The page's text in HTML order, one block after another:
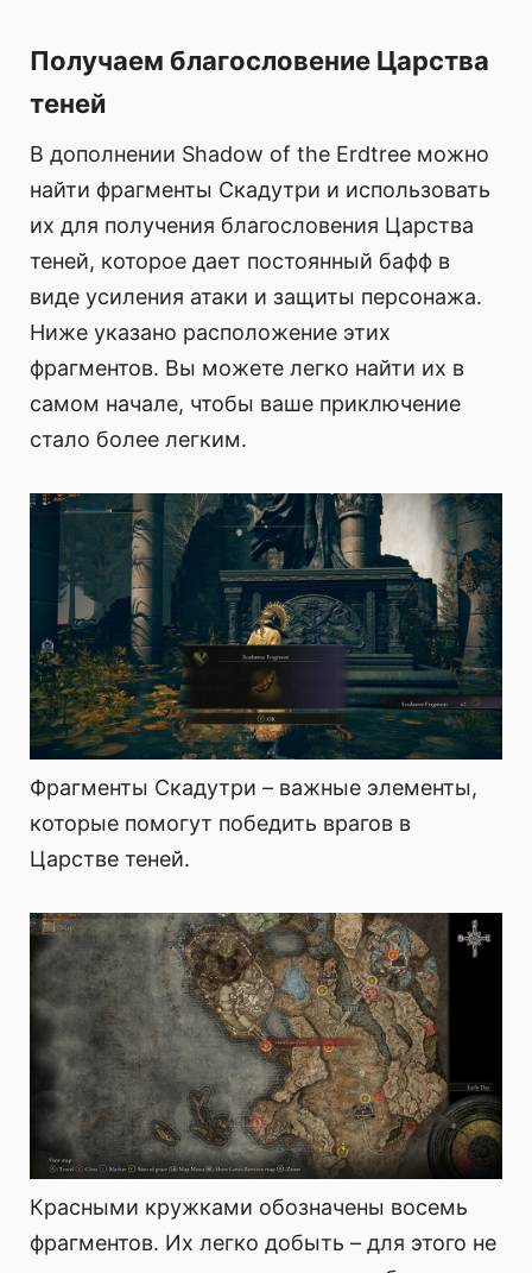
Получаем благословение Царства
теней
В дополнении Shadow of the Erdtree можно
найти фрагменты Скадутри и использовать
их для получения благословения Царства
теней, которое дает постоянный бафф в
виде усиления атаки и защиты персонажа.
Ниже указано расположение этих
фрагментов. Вы можете легко найти их в
самом начале, чтобы ваше приключение
стало более легким.
Фрагменты Скадутри – важные элементы,
которые помогут победить врагов в
Царстве теней.
Красными кружками обозначены восемь
фрагментов. Их легко добыть – для этого не